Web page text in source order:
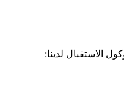
الاستقبال لدينا: